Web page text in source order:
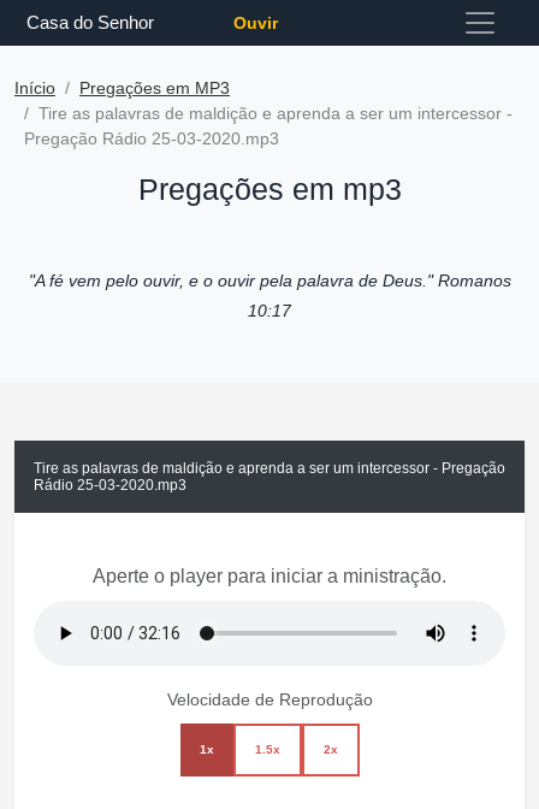
Casa do Senhor Ouvir
Início
Pregações em MP3
Tire as palavras de maldição e aprenda a ser um intercessor -
Pregação Rádio 25-03-2020.mp3
Pregações em mp3
"A fé vem pelo ouvir, e o ouvir pela palavra de Deus."Romanos
10:17
Tire as palavras de maldição e aprenda a ser um intercessor - Pregação
Rádio 25-03-2020.mp3
Aperte o player para iniciar a ministração.
Velocidade de Reprodução
1x 1.5x 2x